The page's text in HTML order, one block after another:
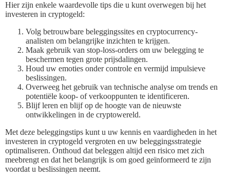
Hier zijn enkele waardevolle tips die u kunt overwegen bij het
investeren in cryptogeld:
Volg betrouwbare beleggingssites en cryptocurrency-
analisten om belangrijke inzichten te krijgen.
Maak gebruik van stop-loss-orders om uw belegging te
beschermen tegen grote prijsdalingen.
Houd uw emoties onder controle en vermijd impulsieve
beslissingen.
Overweeg het gebruik van technische analyse om trends en
potentiële koop- of verkooppunten te identificeren.
Blijf leren en blijf op de hoogte van de nieuwste
ontwikkelingen in de cryptowereld.
Met deze beleggingstips kunt u uw kennis en vaardigheden in het
investeren in cryptogeld vergroten en uw beleggingsstrategie
optimaliseren. Onthoud dat beleggen altijd een risico met zich
meebrengt en dat het belangrijk is om goed geïnformeerd te zijn
voordat u beslissingen neemt.